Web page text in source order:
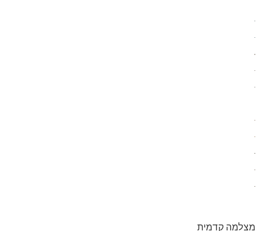
מצלמה קדמית